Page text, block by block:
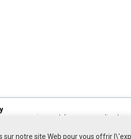
sur notre site Web pour vous offrir
your experience, deliver personalized
cookies.